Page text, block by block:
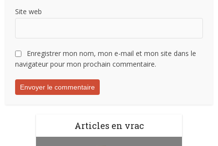
Site web
Enregistrer mon nom, mon e-mail et mon site dans le
navigateur pour mon prochain commentaire.
Articles en vrac